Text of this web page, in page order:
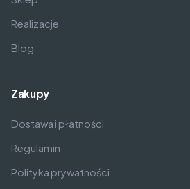
Realizacje
Blog
Zakupy
Dostawa i płatności
Regulamin
Polityka prywatności